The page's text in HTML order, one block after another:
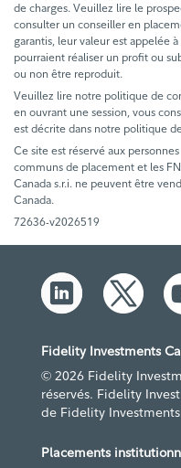
de charges. Veuillez lire le
consulter un conseiller en
garantis, leur valeur est appelée
pourraient réaliser un profit ou
ou non être reproduit.
Veuillez lire notre politique de
en ouvrant une session, vous
est décrite dans notre politique
Ce site est réservé aux
communs de placement et les
Canada s.r.i. ne peuvent être
Canada.
72636-v2026519
Fidelity Investments
© 2026 Fidelity
réservés. Fidelity
de Fidelity
Placements